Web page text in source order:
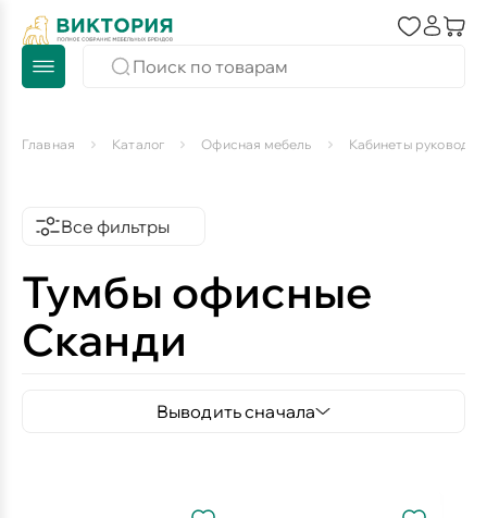
Главная Каталог Офисная мебель Кабинеты
Все фильтры
Тумбы офисные
Сканди
Выводить сначала